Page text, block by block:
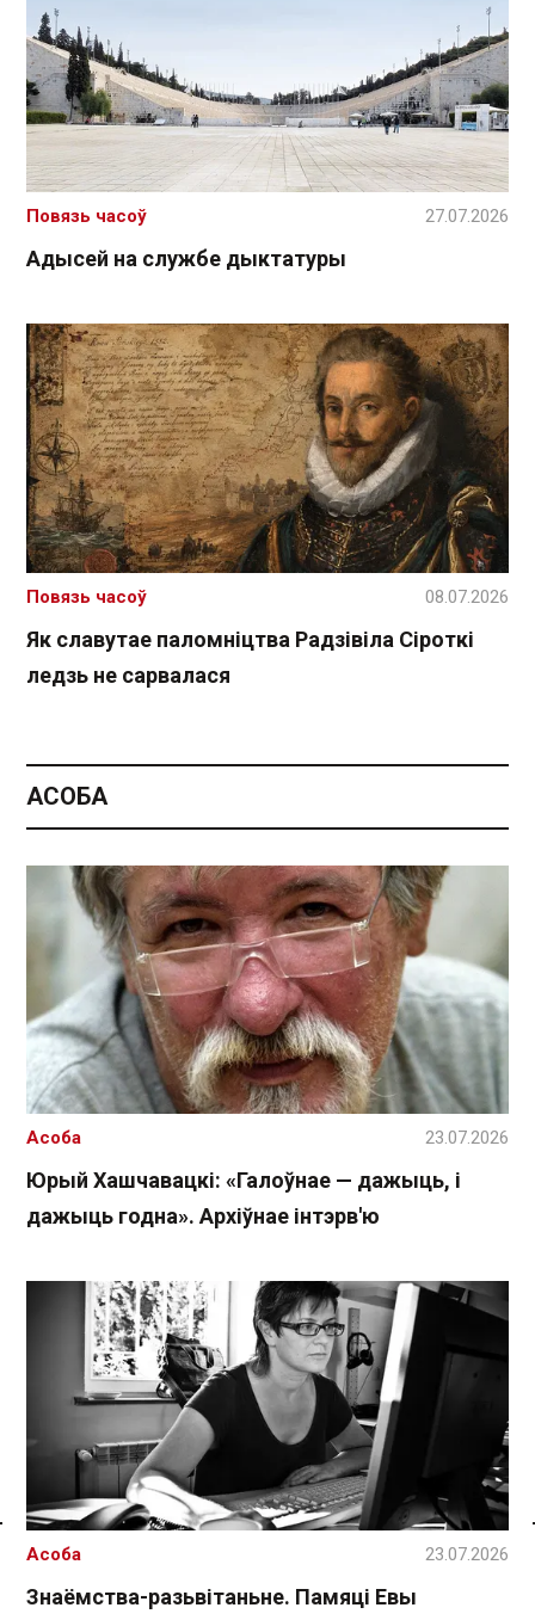
Спасылка без VPN
Адысей на службе дыктатуры
Повязь часоў 27.07.2026
Як славутае паломніцтва Радзівіла Сіроткі
ледзь не сарвалася
Повязь часоў 08.07.2026
АСОБА
Юрый Хашчавацкі: «Галоўнае — дажыць, і
дажыць годна». Архіўнае інтэрв'ю
Асоба 23.07.2026
Знаёмства-разьвітаньне. Памяці Евы
Асоба 23.07.2026